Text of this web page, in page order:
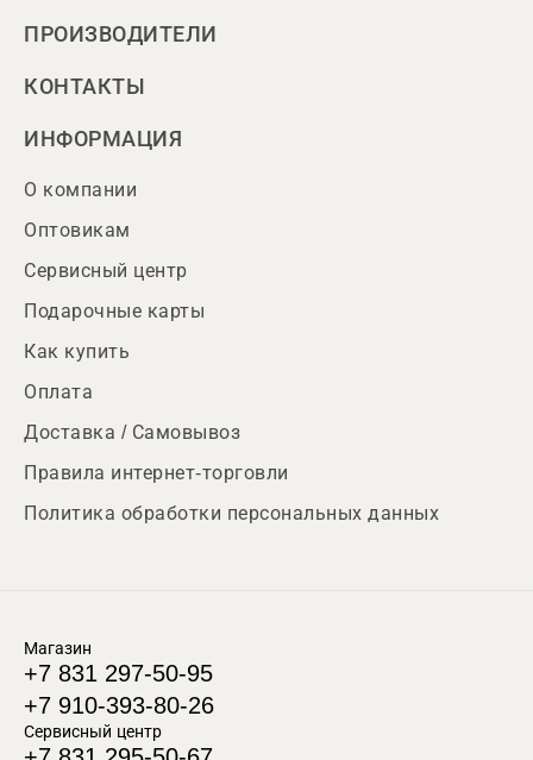
ПРОИЗВОДИТЕЛИ
КОНТАКТЫ
ИНФОРМАЦИЯ
О компании
Оптовикам
Сервисный центр
Подарочные карты
Как купить
Оплата
Доставка / Самовывоз
Правила интернет-торговли
Политика обработки персональных данных
Магазин
+7 831 297-50-95
+7 910-393-80-26
Сервисный центр